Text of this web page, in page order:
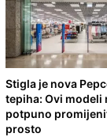
Stigla je nova
tepiha: Ovi modeli
potpuno
prosto